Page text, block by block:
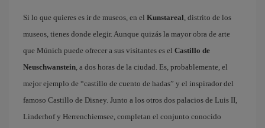
Si lo que quieres es ir de museos, en el Kunstareal, distrito de los
museos, tienes donde elegir. Aunque quizás la mayor obra de arte
que Múnich puede ofrecer a sus visitantes es el Castillo de
Neuschwanstein, a dos horas de la ciudad. Es, probablemente, el
mejor ejemplo de “castillo de cuento de hadas” y el inspirador del
famoso Castillo de Disney. Junto a los otros dos palacios de Luis II,
Linderhof y Herrenchiemsee, completan el conjunto conocido